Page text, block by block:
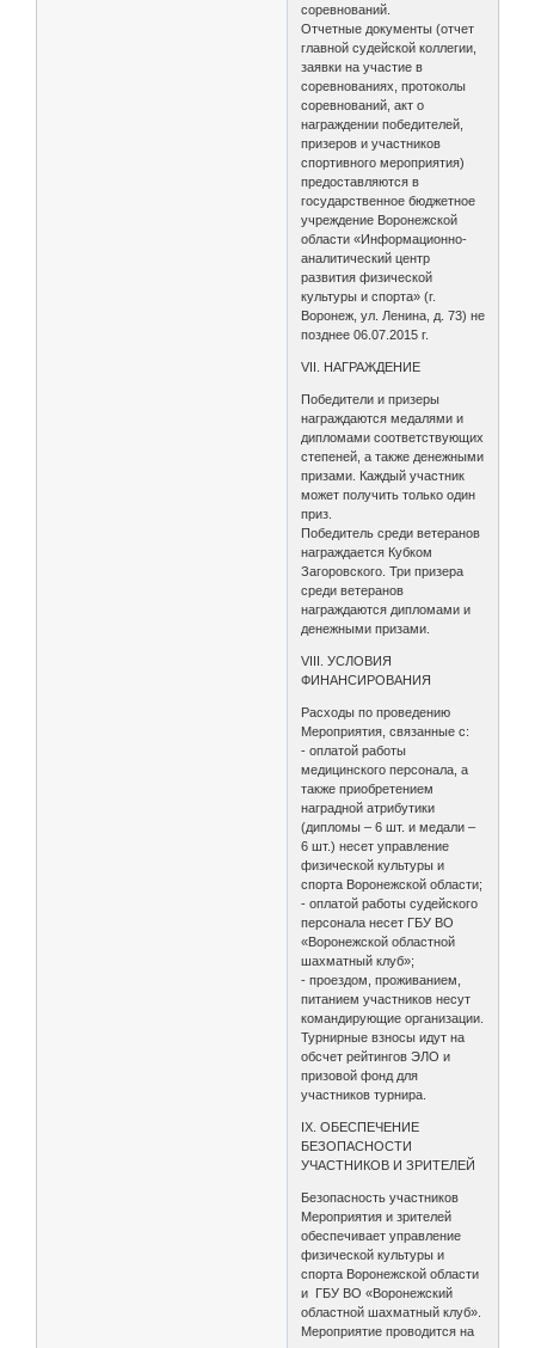
соревнований.
Отчетные документы (отчет
главной судейской коллегии,
заявки на участие в
соревнованиях, протоколы
соревнований, акт о
награждении победителей,
призеров и участников
спортивного мероприятия)
предоставляются в
государственное бюджетное
учреждение Воронежской
области «Информационно-
аналитический центр
развития физической
культуры и спорта» (г.
Воронеж, ул. Ленина, д. 73) не
позднее 06.07.2015 г.
VII. НАГРАЖДЕНИЕ
Победители и призеры
награждаются медалями и
дипломами соответствующих
степеней, а также денежными
призами. Каждый участник
может получить только один
приз.
Победитель среди ветеранов
награждается Кубком
Загоровского. Три призера
среди ветеранов
награждаются дипломами и
денежными призами.
VIII. УСЛОВИЯ
ФИНАНСИРОВАНИЯ
Расходы по проведению
Мероприятия, связанные с:
- оплатой работы
медицинского персонала, а
также приобретением
наградной атрибутики
(дипломы – 6 шт. и медали –
6 шт.) несет управление
физической культуры и
спорта Воронежской области;
- оплатой работы судейского
персонала несет ГБУ ВО
«Воронежской областной
шахматный клуб»;
- проездом, проживанием,
питанием участников несут
командирующие организации.
Турнирные взносы идут на
обсчет рейтингов ЭЛО и
призовой фонд для
участников турнира.
IX. ОБЕСПЕЧЕНИЕ
БЕЗОПАСНОСТИ
УЧАСТНИКОВ И ЗРИТЕЛЕЙ
Безопасность участников
Мероприятия и зрителей
обеспечивает управление
физической культуры и
спорта Воронежской области
и ГБУ ВО «Воронежский
областной шахматный клуб».
Мероприятие проводится на